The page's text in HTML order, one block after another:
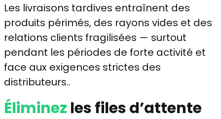
Les livraisons tardives entraînent des
produits périmés, des rayons vides et des
relations clients fragilisées — surtout
pendant les périodes de forte activité et
face aux exigences strictes des
distributeurs..
Éliminez les files d’attente